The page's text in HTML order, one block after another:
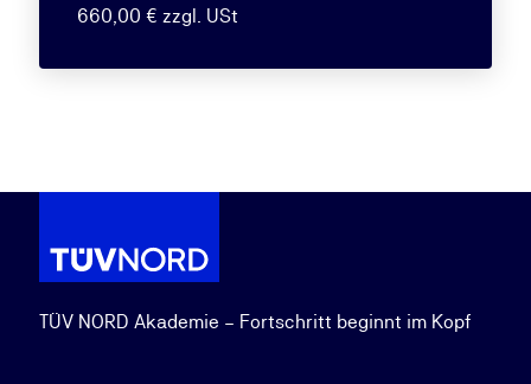
660,00 € zzgl. USt
TÜV NORD Akademie – Fortschritt beginnt im Kopf